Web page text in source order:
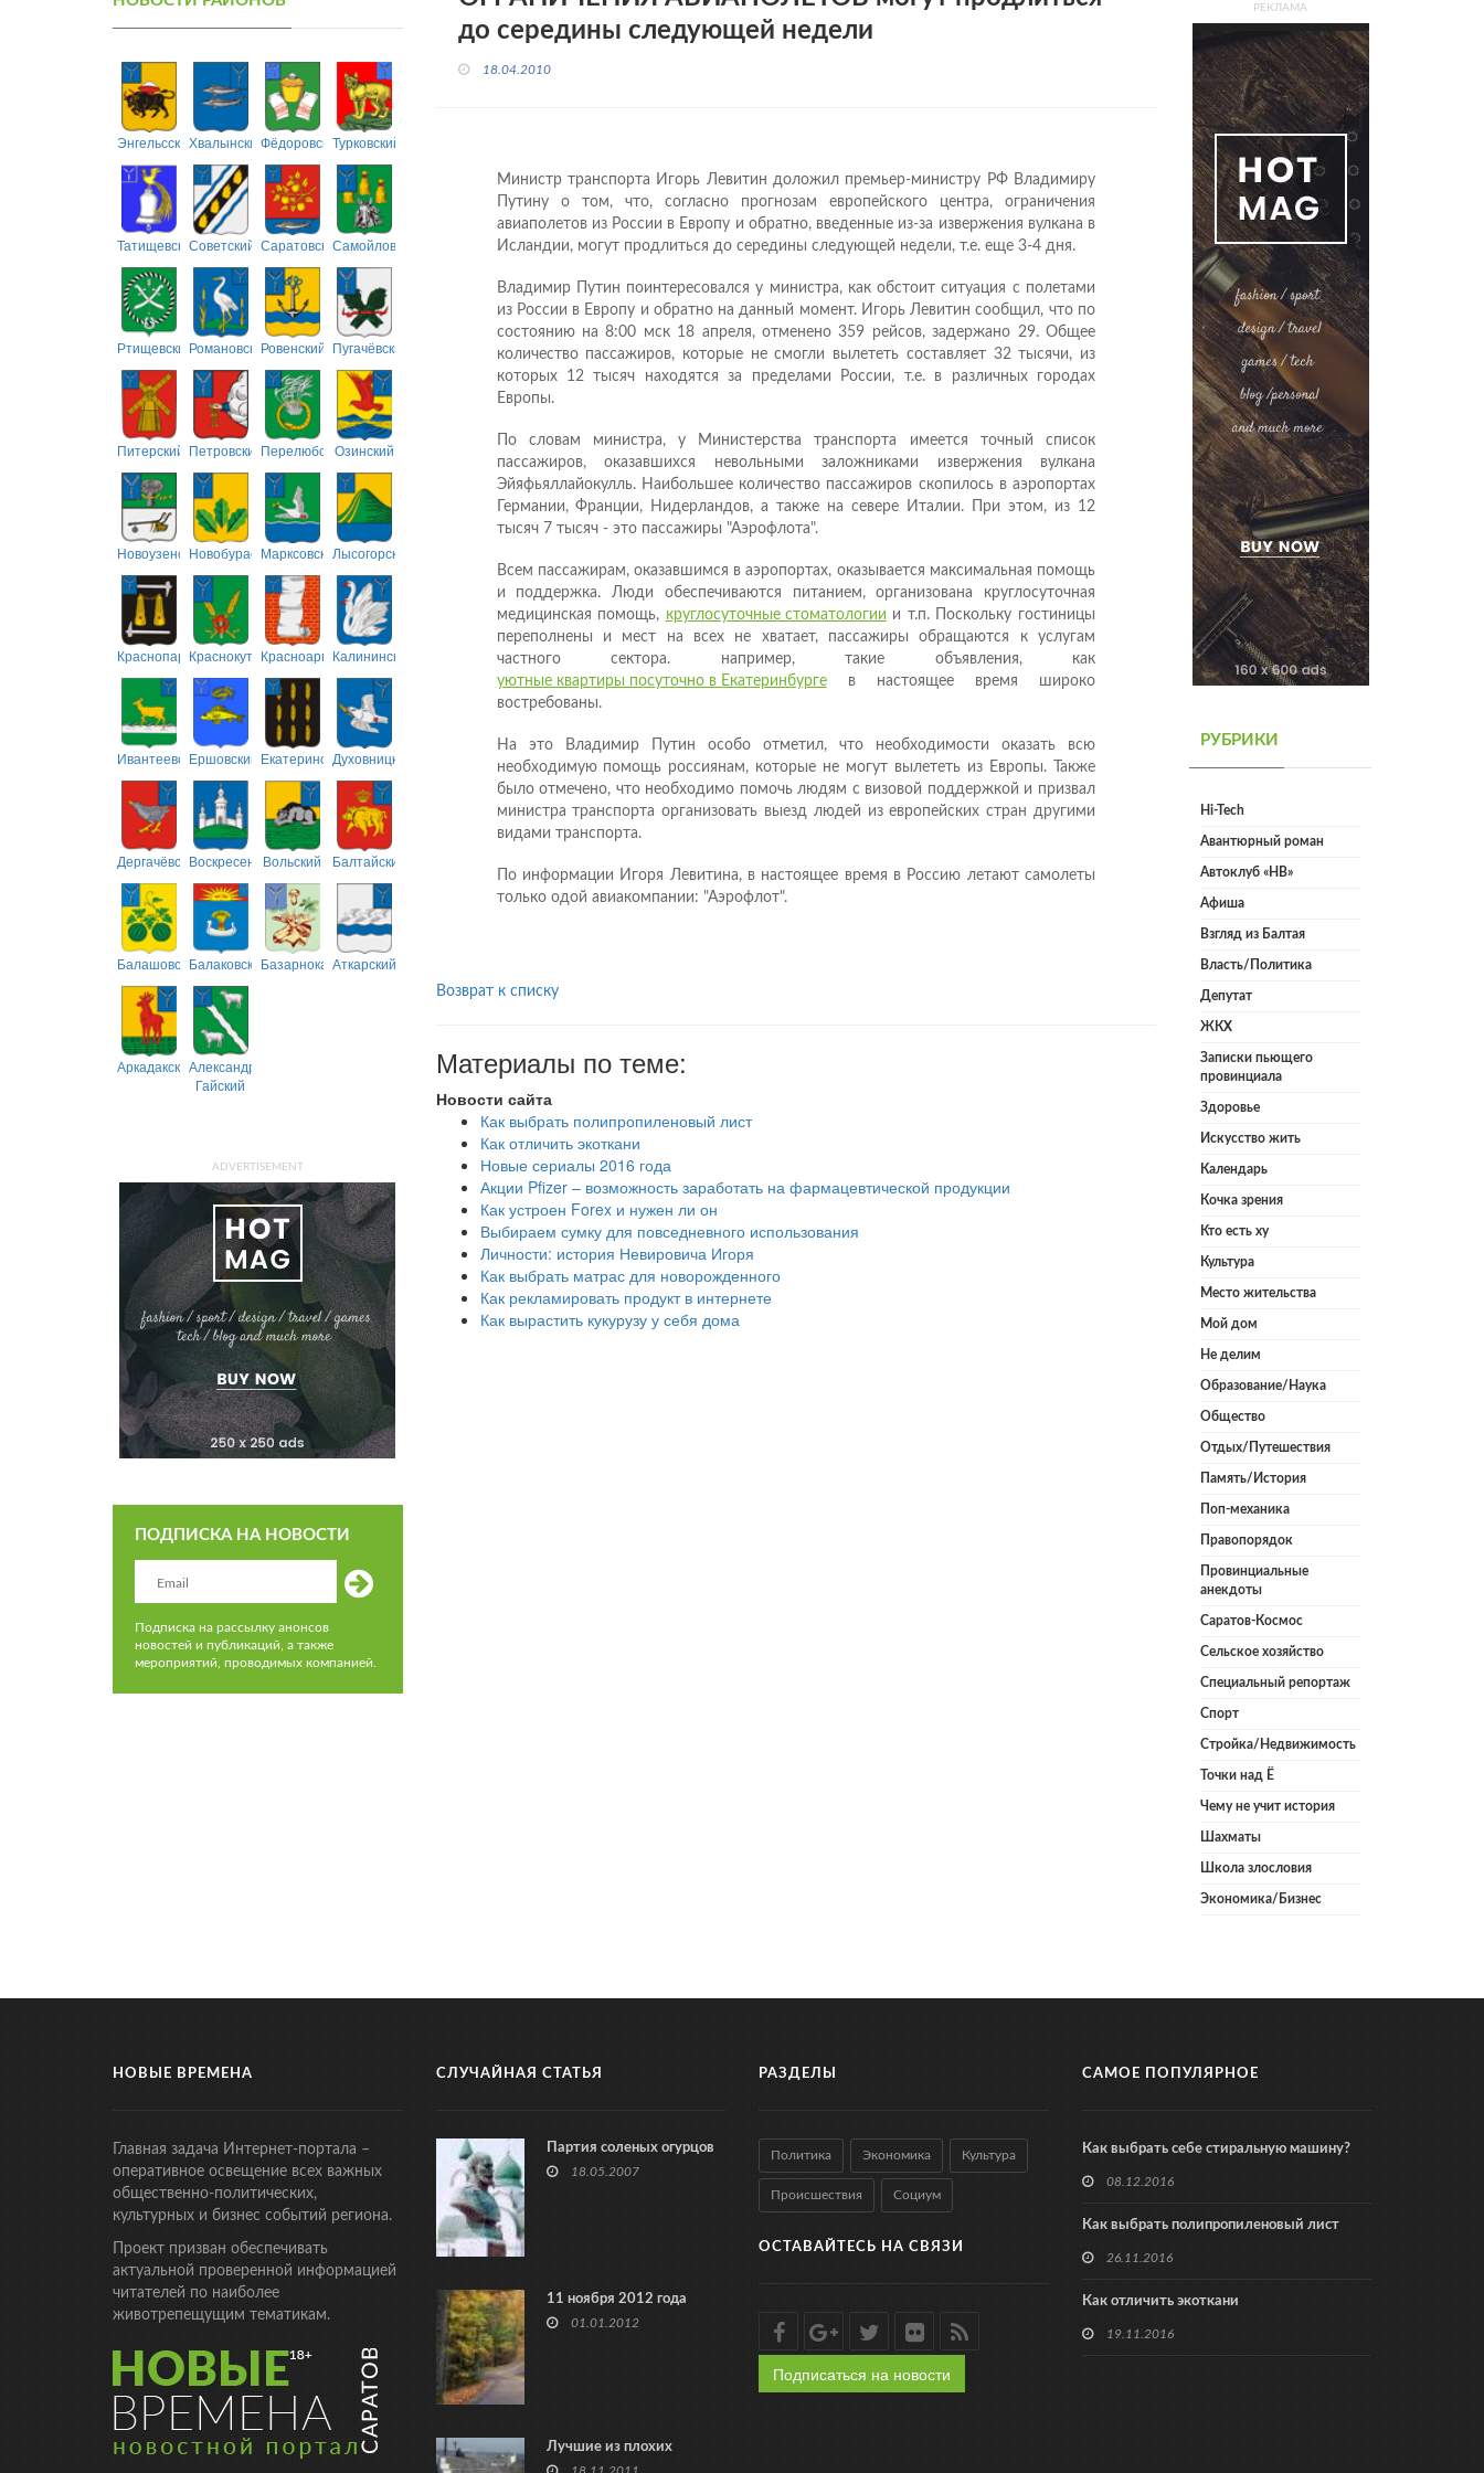
ЭнгельсскийХвалынскийФёдоровскийТурковский
ТатищевскийСоветский СаратовскийСамойловский
РтищевскийРомановскийРовенский Пугачёвский
Питерский ПетровскийПерелюбскийОзинский
НовоузенскийНовобурасскийМарксовскийЛысогорский
Краснопартизанский
КраснокутскийКрасноармейский
Калининский
ИвантеевскийЕршовский ЕкатериновскийДуховницкий
ДергачёвскийВоскресенскийВольский Балтайский
БалашовскийБалаковскийБазарнокарабулакский
Аткарский
АркадакскийАлександрово-
Гайский
ADVERTISEMENT
ПОДПИСКА НА НОВОСТИ
Подписка на рассылку анонсов
новостей и публикаций, а также
мероприятий, проводимых компанией.
до середины следующей недели
18.04.2010
Министр транспорта Игорь Левитин доложил премьер-министру РФ Владимиру
Путину о том, что, согласно прогнозам европейского центра, ограничения
авиаполетов из России в Европу и обратно, введенные из-за извержения вулкана в
Исландии, могут продлиться до середины следующей недели, т.е. еще 3-4 дня.
Владимир Путин поинтересовался у министра, как обстоит ситуация с полетами
из России в Европу и обратно на данный момент. Игорь Левитин сообщил, что по
состоянию на 8:00 мск 18 апреля, отменено 359 рейсов, задержано 29. Общее
количество пассажиров, которые не смогли вылететь составляет 32 тысячи, из
которых 12 тысяч находятся за пределами России, т.е. в различных городах
Европы.
По словам министра, у Министерства транспорта имеется точный список
пассажиров, оказавшихся невольными заложниками извержения вулкана
Эйяфьяллайокулль. Наибольшее количество пассажиров скопилось в аэропортах
Германии, Франции, Нидерландов, а также на севере Италии. При этом, из 12
тысяч 7 тысяч - это пассажиры "Аэрофлота".
Всем пассажирам, оказавшимся в аэропортах, оказывается максимальная помощь
и поддержка. Люди обеспечиваются питанием, организована круглосуточная
медицинская помощь, круглосуточные стоматологии и т.п. Поскольку гостиницы
переполнены и мест на всех не хватает, пассажиры обращаются к услугам
частного сектора. например, такие объявления, как
уютные квартиры посуточно в Екатеринбургев настоящее время широко
востребованы.
На это Владимир Путин особо отметил, что необходимости оказать всю
необходимую помощь россиянам, которые не могут вылететь из Европы. Также
было отмечено, что необходимо помочь людям с визовой поддержкой и призвал
министра транспорта организовать выезд людей из европейских стран другими
видами транспорта.
По информации Игоря Левитина, в настоящее время в Россию летают самолеты
только одой авиакомпании: "Аэрофлот".
Возврат к списку
Материалы по теме:
Новости сайта
Как выбрать полипропиленовый лист
Как отличить экоткани
Новые сериалы 2016 года
Акции Pfizer – возможность заработать на фармацевтической продукции
Как устроен Forex и нужен ли он
Выбираем сумку для повседневного использования
Личности: история Невировича Игоря
Как выбрать матрас для новорожденного
Как рекламировать продукт в интернете
Как вырастить кукурузу у себя дома
РЕКЛАМА
РУБРИКИ
Hi-Tech
Авантюрный роман
Автоклуб «НВ»
Афиша
Взгляд из Балтая
Власть/Политика
Депутат
ЖКХ
Записки пьющего
провинциала
Здоровье
Искусство жить
Календарь
Кочка зрения
Кто есть ху
Культура
Место жительства
Мой дом
Не делим
Образование/Наука
Общество
Отдых/Путешествия
Память/История
Поп-механика
Правопорядок
Провинциальные
анекдоты
Саратов-Космос
Сельское хозяйство
Специальный репортаж
Спорт
Стройка/Недвижимость
Точки над Ё
Чему не учит история
Шахматы
Школа злословия
Экономика/Бизнес
НОВЫЕ ВРЕМЕНА
Главная задача Интернет-портала –
оперативное освещение всех важных
общественно-политических,
культурных и бизнес событий региона.
Проект призван обеспечивать
актуальной проверенной информацией
читателей по наиболее
животрепещущим тематикам.
СЛУЧАЙНАЯ СТАТЬЯ
Партия соленых огурцов
18.05.2007
11 ноября 2012 года
01.01.2012
Лучшие из плохих
РАЗДЕЛЫ
Политика Экономика Культура
Происшествия Социум
ОСТАВАЙТЕСЬ НА СВЯЗИ
Подписаться на новости
САМОЕ ПОПУЛЯРНОЕ
Как выбрать себе стиральную машину?
08.12.2016
Как выбрать полипропиленовый лист
26.11.2016
Как отличить экоткани
19.11.2016